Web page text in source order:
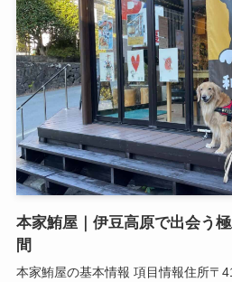
本家鮪屋｜伊豆高原で出会う
間
本家鮪屋の基本情報 項目情報住所〒